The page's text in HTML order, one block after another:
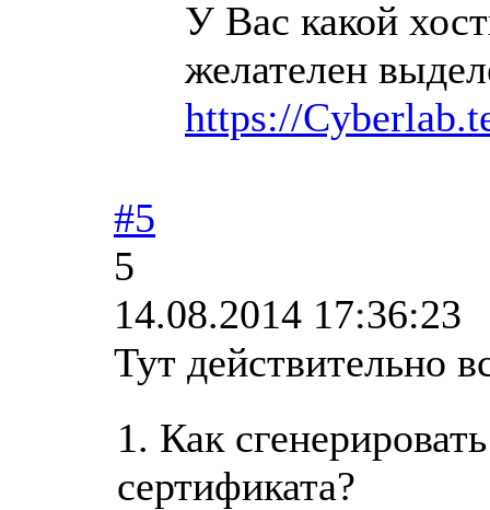
У Вас какой
желателен
https://
#5
5
14.08.2014 17:36:23
Тут действительно
1. Как
сертификата?